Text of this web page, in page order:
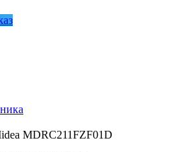
MDRC211FZF01D